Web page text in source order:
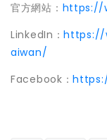
官方網站： https://
LinkedIn：https://
aiwan/
Facebook：